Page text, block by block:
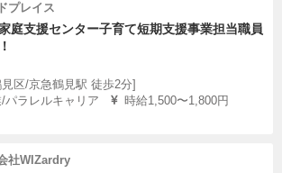
プレイス
庭支援センター子育て短期支援事業担当職員
区/京急鶴見駅 徒歩2分]
パラレルキャリア
時給1,500〜1,800円
社WIZardry